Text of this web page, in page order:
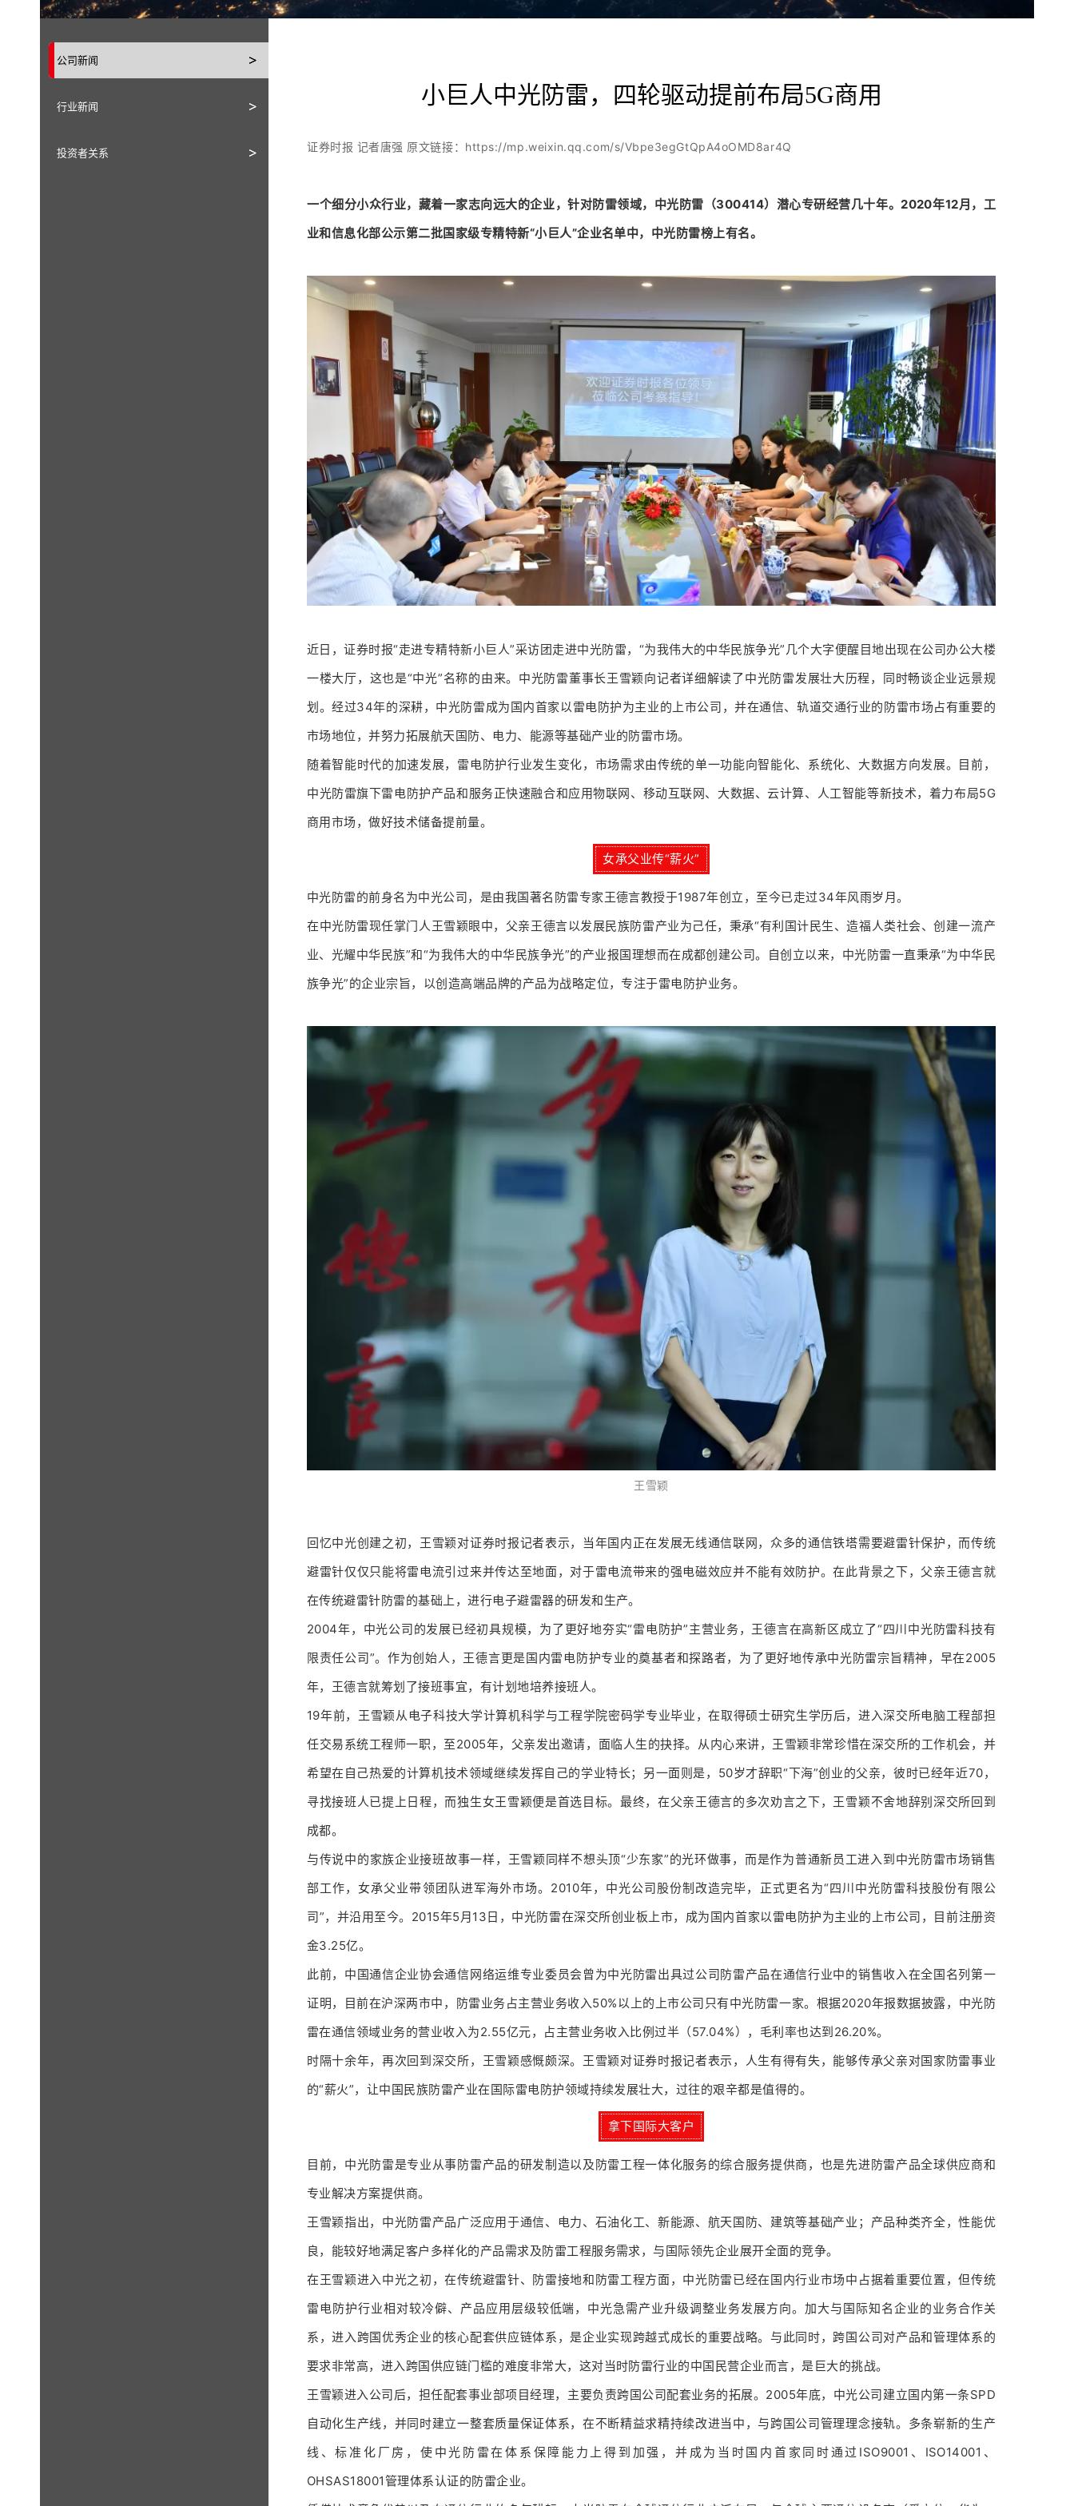
公司新闻
行业新闻
投资者关系
小巨人中光防雷，四轮驱动提前布局5G商用
证券时报 记者唐强 原文链接： https://mp.weixin.qq.com/s/Vbpe3egGtQpA4oOMD8ar4Q
一个细分小众行业，藏着一家志向远大的企业，针对防雷领域，中光防雷（300414）潜心专研经营几十年。2020年12月，工
业和信息化部公示第二批国家级专精特新“小巨人”企业名单中，中光防雷榜上有名。
近日，证券时报“走进专精特新小巨人”采访团走进中光防雷，“为我伟大的中华民族争光”几个大字便醒目地出现在公司办公大楼
一楼大厅，这也是“中光”名称的由来。中光防雷董事长王雪颖向记者详细解读了中光防雷发展壮大历程，同时畅谈企业远景规
划。经过34年的深耕，中光防雷成为国内首家以雷电防护为主业的上市公司，并在通信、轨道交通行业的防雷市场占有重要的
市场地位，并努力拓展航天国防、电力、能源等基础产业的防雷市场。
随着智能时代的加速发展，雷电防护行业发生变化，市场需求由传统的单一功能向智能化、系统化、大数据方向发展。目前，
中光防雷旗下雷电防护产品和服务正快速融合和应用物联网、移动互联网、大数据、云计算、人工智能等新技术，着力布局5G
商用市场，做好技术储备提前量。
女承父业传“薪火”
中光防雷的前身名为中光公司，是由我国著名防雷专家王德言教授于1987年创立，至今已走过34年风雨岁月。
在中光防雷现任掌门人王雪颖眼中，父亲王德言以发展民族防雷产业为己任，秉承“有利国计民生、造福人类社会、创建一流产
业、光耀中华民族”和“为我伟大的中华民族争光”的产业报国理想而在成都创建公司。自创立以来，中光防雷一直秉承“为中华民
族争光”的企业宗旨，以创造高端品牌的产品为战略定位，专注于雷电防护业务。
王雪颖
回忆中光创建之初，王雪颖对证券时报记者表示，当年国内正在发展无线通信联网，众多的通信铁塔需要避雷针保护，而传统
避雷针仅仅只能将雷电流引过来并传达至地面，对于雷电流带来的强电磁效应并不能有效防护。在此背景之下，父亲王德言就
在传统避雷针防雷的基础上，进行电子避雷器的研发和生产。
2004年，中光公司的发展已经初具规模，为了更好地夯实“雷电防护”主营业务，王德言在高新区成立了“四川中光防雷科技有
限责任公司”。作为创始人，王德言更是国内雷电防护专业的奠基者和探路者，为了更好地传承中光防雷宗旨精神，早在2005
年，王德言就筹划了接班事宜，有计划地培养接班人。
19年前，王雪颖从电子科技大学计算机科学与工程学院密码学专业毕业，在取得硕士研究生学历后，进入深交所电脑工程部担
任交易系统工程师一职，至2005年，父亲发出邀请，面临人生的抉择。从内心来讲，王雪颖非常珍惜在深交所的工作机会，并
希望在自己热爱的计算机技术领域继续发挥自己的学业特长；另一面则是，50岁才辞职“下海”创业的父亲，彼时已经年近70，
寻找接班人已提上日程，而独生女王雪颖便是首选目标。最终，在父亲王德言的多次劝言之下，王雪颖不舍地辞别深交所回到
成都。
与传说中的家族企业接班故事一样，王雪颖同样不想头顶“少东家”的光环做事，而是作为普通新员工进入到中光防雷市场销售
部工作，女承父业带领团队进军海外市场。2010年，中光公司股份制改造完毕，正式更名为“四川中光防雷科技股份有限公
司”，并沿用至今。2015年5月13日，中光防雷在深交所创业板上市，成为国内首家以雷电防护为主业的上市公司，目前注册资
金3.25亿。
此前，中国通信企业协会通信网络运维专业委员会曾为中光防雷出具过公司防雷产品在通信行业中的销售收入在全国名列第一
证明，目前在沪深两市中，防雷业务占主营业务收入50%以上的上市公司只有中光防雷一家。根据2020年报数据披露，中光防
雷在通信领域业务的营业收入为2.55亿元，占主营业务收入比例过半（57.04%），毛利率也达到26.20%。
时隔十余年，再次回到深交所，王雪颖感慨颇深。王雪颖对证券时报记者表示，人生有得有失，能够传承父亲对国家防雷事业
的“薪火”，让中国民族防雷产业在国际雷电防护领域持续发展壮大，过往的艰辛都是值得的。
拿下国际大客户
目前，中光防雷是专业从事防雷产品的研发制造以及防雷工程一体化服务的综合服务提供商，也是先进防雷产品全球供应商和
专业解决方案提供商。
王雪颖指出，中光防雷产品广泛应用于通信、电力、石油化工、新能源、航天国防、建筑等基础产业；产品种类齐全，性能优
良，能较好地满足客户多样化的产品需求及防雷工程服务需求，与国际领先企业展开全面的竞争。
在王雪颖进入中光之初，在传统避雷针、防雷接地和防雷工程方面，中光防雷已经在国内行业市场中占据着重要位置，但传统
雷电防护行业相对较冷僻、产品应用层级较低端，中光急需产业升级调整业务发展方向。加大与国际知名企业的业务合作关
系，进入跨国优秀企业的核心配套供应链体系，是企业实现跨越式成长的重要战略。与此同时，跨国公司对产品和管理体系的
要求非常高，进入跨国供应链门槛的难度非常大，这对当时防雷行业的中国民营企业而言，是巨大的挑战。
王雪颖进入公司后，担任配套事业部项目经理，主要负责跨国公司配套业务的拓展。2005年底，中光公司建立国内第一条SPD
自动化生产线，并同时建立一整套质量保证体系，在不断精益求精持续改进当中，与跨国公司管理理念接轨。多条崭新的生产
线、标准化厂房，使中光防雷在体系保障能力上得到加强，并成为当时国内首家同时通过ISO9001、ISO14001、
OHSAS18001管理体系认证的防雷企业。